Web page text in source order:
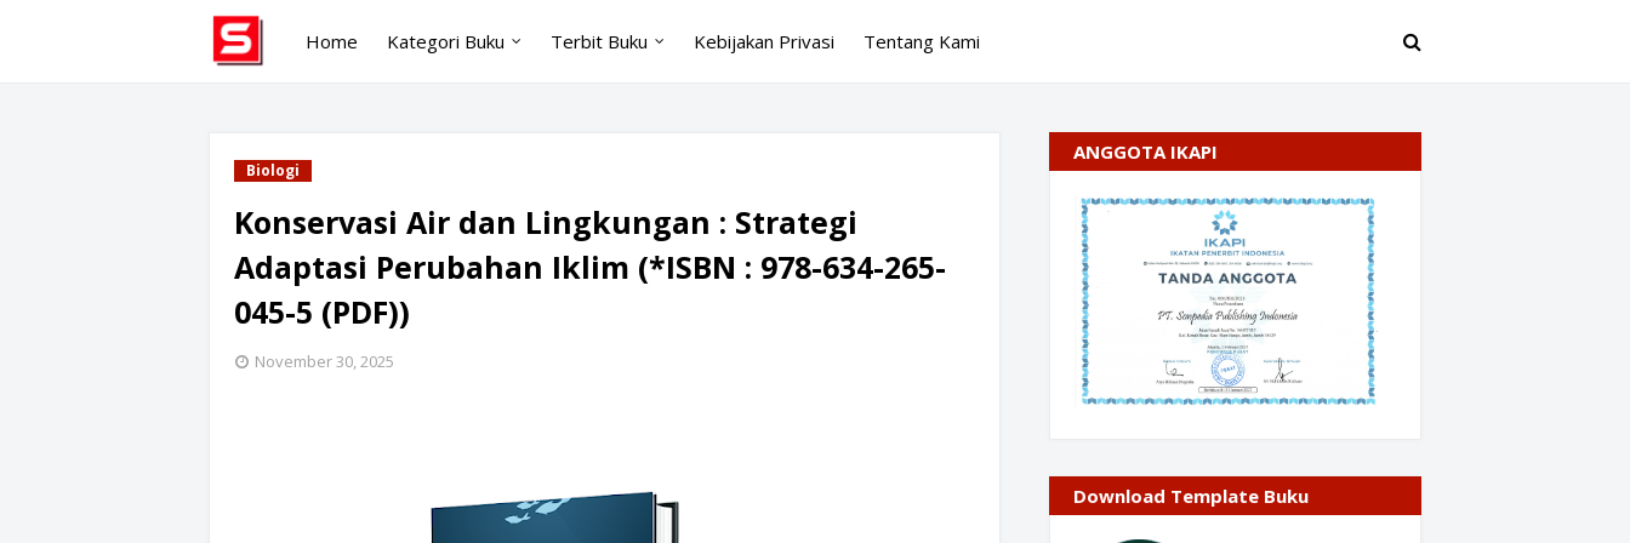
Home Kategori Buku Terbit Buku Kebijakan Privasi Tentang Kami
Biologi
Konservasi Air dan Lingkungan : Strategi
Adaptasi Perubahan Iklim (*ISBN : 978-634-265-
045-5 (PDF))
November 30, 2025
ANGGOTA IKAPI
Download Template Buku